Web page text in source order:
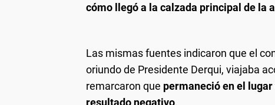
cómo llegó a la calzada principal de la
Las mismas fuentes indicaron que el
oriundo de Presidente Derqui, viajaba
remarcaron que permaneció en el
resultado negativo.